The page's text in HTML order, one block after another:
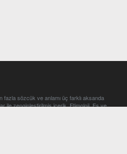
sözcük ve anlamı üç farklı aksanda
ile zenginleştirilmiş içerik. Etimoloji, Eş ve